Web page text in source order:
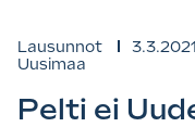
Lausunnot 3.3.2021
Uusimaa
Pelti ei